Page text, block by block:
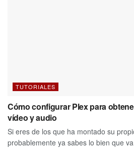
TUTORIALES
Cómo configurar Plex para
vídeo y audio
Si eres de los que ha montado su
probablemente ya sabes lo bien que